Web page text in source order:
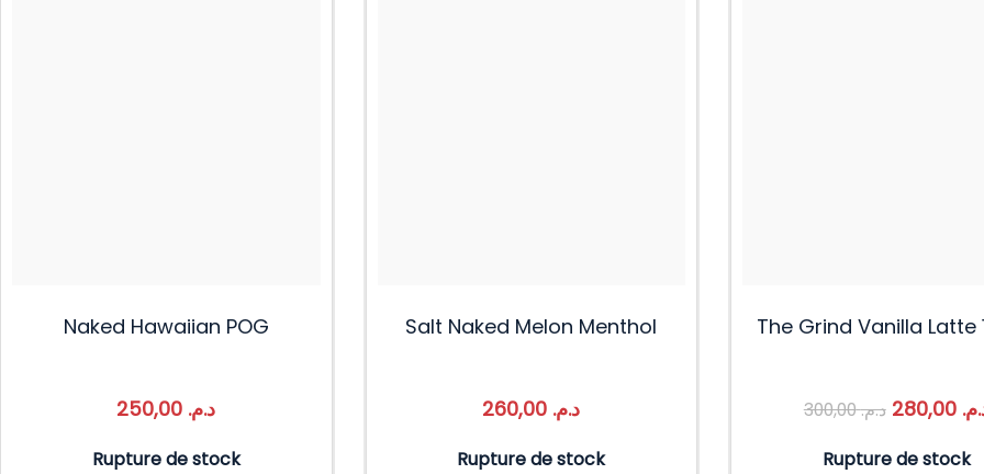
Naked Hawaiian POG
د.م.
Rupture de stock
Salt Naked Melon Menthol
د.م.
Rupture de stock
The Grind Vanilla Latte
د.م.300,00 280,00
Rupture de stock